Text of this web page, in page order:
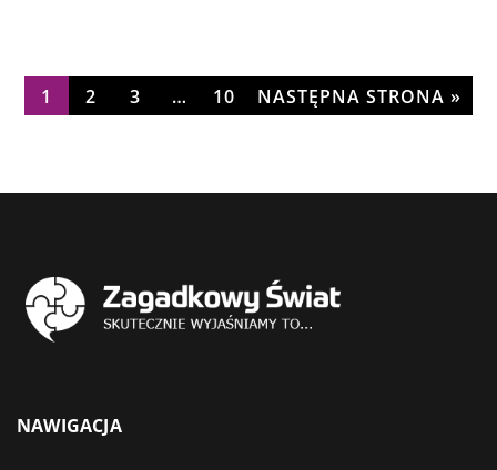
1 2 3 … 10 NASTĘPNA STRONA »
NAWIGACJA